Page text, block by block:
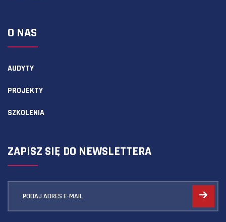
O NAS
AUDYTY
PROJEKTY
SZKOLENIA
ZAPISZ SIĘ DO NEWSLETTERA
PODAJ ADRES E-MAIL